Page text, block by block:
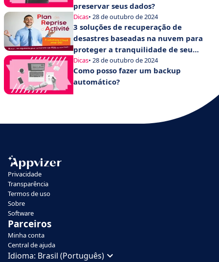
preservar seus dados?
Dicas• 28 de outubro de 2024
3 soluções de recuperação de
desastres baseadas na nuvem para
proteger a tranquilidade de seu
departamento de TI
Dicas• 28 de outubro de 2024
Como posso fazer um backup
automático?
Privacidade
Transparência
Termos de uso
Sobre
Software
Parceiros
Minha conta
Central de ajuda
Idioma: Brasil (Português)